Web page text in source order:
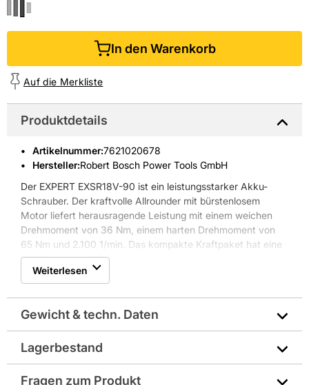
In den Warenkorb
Auf die Merkliste
Produktdetails
Artikelnummer:7621020678
Hersteller:Robert Bosch Power Tools GmbH
Der EXPERT EXSR18V-90 ist ein leistungsstarker Akku-
Schrauber. Der kraftvolle Allrounder mit bürstenlosem
Motor liefert herausragende Leistung mit einem weichen
Drehmoment von 36 Nm, einem harten Drehmoment von
65 Nm und 2.100 1/min. Das kompakte Kraftpaket hat eine
Kopflänge von 163 mm und ein 13-mm-Metallbohrfutter für
mehr Robustheit und bessere Drehmomentübertragung. Die
Maschine bietet fortschrittlichen Anwenderschutz:
KickBack Control minimiert das Verletzungsrisiko durch das
Abschalten bei blockierendem Bohrer. Diese Funktion kann
ein- und ausgeschaltet werden. Precision Clutch sorgt für
unübertroffene Kontrolle über das Werkzeug, stoppt bei
Werkzeug nach deinen Anforderungen anzupassen. Diese
Weiterlesen
Gewicht & techn. Daten
Hersteller-Art.-Nr.: 06019R2102
Lagerbestand
Fragen zum Produkt